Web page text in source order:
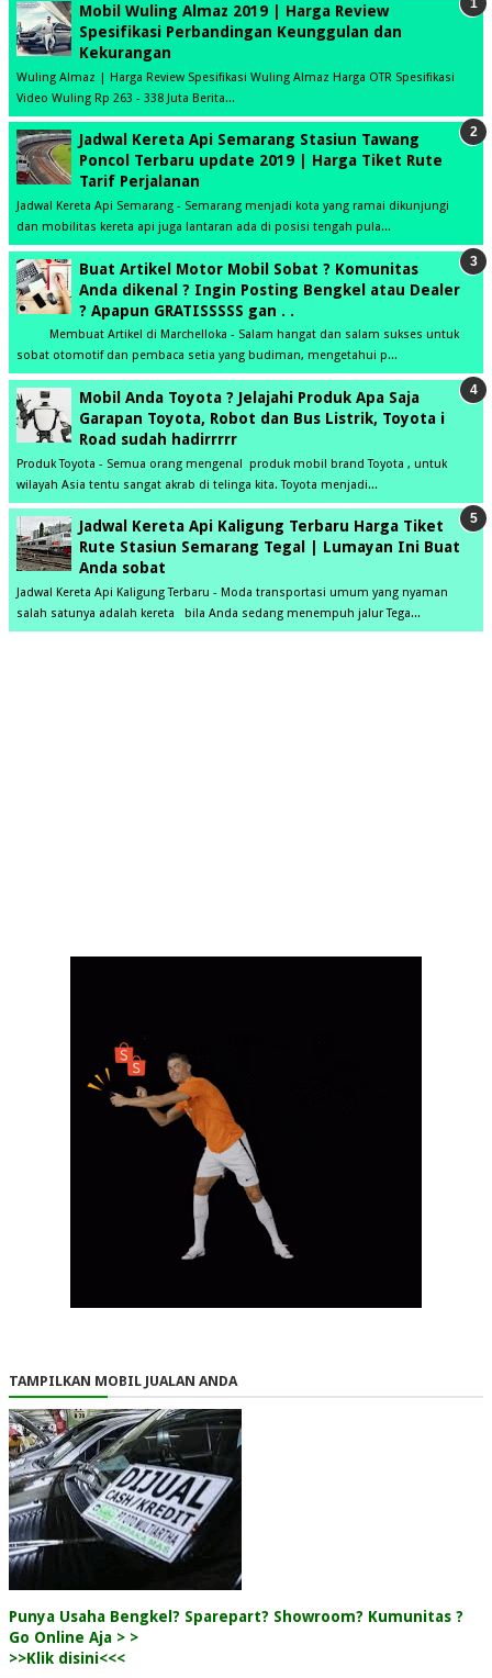
Mobil Wuling Almaz 2019 | Harga Review
Spesifikasi Perbandingan Keunggulan dan
Kekurangan
Wuling Almaz | Harga Review Spesifikasi Wuling Almaz Harga OTR Spesifikasi
Video Wuling Rp 263 - 338 Juta Berita...
Jadwal Kereta Api Semarang Stasiun Tawang
Poncol Terbaru update 2019 | Harga Tiket Rute
Tarif Perjalanan
Jadwal Kereta Api Semarang - Semarang menjadi kota yang ramai dikunjungi
dan mobilitas kereta api juga lantaran ada di posisi tengah pula...
Buat Artikel Motor Mobil Sobat ? Komunitas
Anda dikenal ? Ingin Posting Bengkel atau Dealer
? Apapun GRATISSSSS gan . .
Membuat Artikel di Marchelloka - Salam hangat dan salam sukses untuk
sobat otomotif dan pembaca setia yang budiman, mengetahui p...
Mobil Anda Toyota ? Jelajahi Produk Apa Saja
Garapan Toyota, Robot dan Bus Listrik, Toyota i
Road sudah hadirrrrr
Produk Toyota - Semua orang mengenal produk mobil brand Toyota , untuk
wilayah Asia tentu sangat akrab di telinga kita. Toyota menjadi...
Jadwal Kereta Api Kaligung Terbaru Harga Tiket
Rute Stasiun Semarang Tegal | Lumayan Ini Buat
Anda sobat
Jadwal Kereta Api Kaligung Terbaru - Moda transportasi umum yang nyaman
salah satunya adalah kereta bila Anda sedang menempuh jalur Tega...
TAMPILKAN MOBIL JUALAN ANDA
Punya Usaha Bengkel? Sparepart? Showroom? Kumunitas ?
Go Online Aja > >
>>Klik disini<<<